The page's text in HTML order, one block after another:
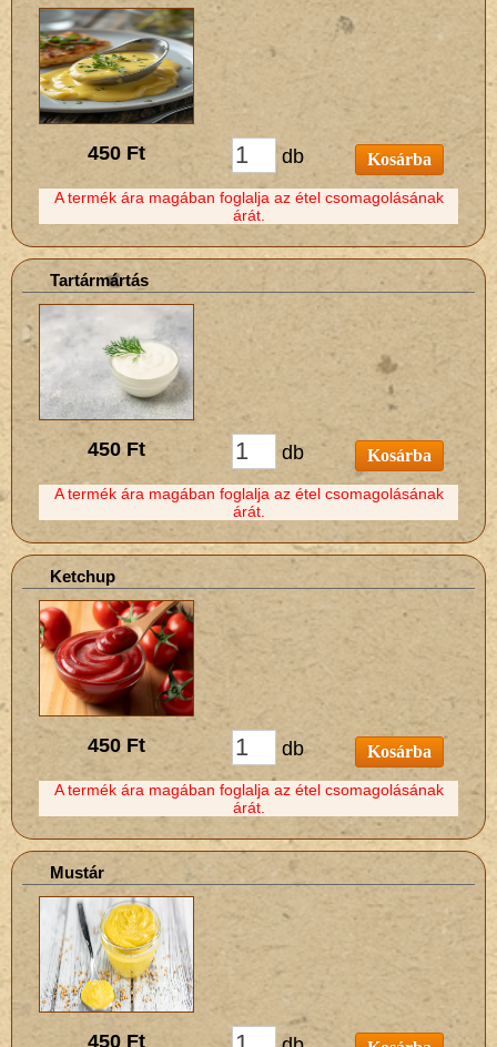
450 Ft db Kosárba
A termék ára magában foglalja az étel csomagolásának
árát.
Tartármártás
450 Ft db Kosárba
A termék ára magában foglalja az étel csomagolásának
árát.
Ketchup
450 Ft db Kosárba
A termék ára magában foglalja az étel csomagolásának
árát.
Mustár
450 Ft